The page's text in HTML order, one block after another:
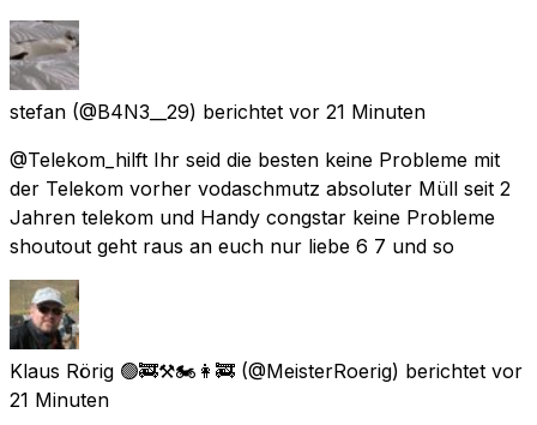
stefan (@B4N3__29) berichtet vor 21 Minuten
@Telekom_hilft Ihr seid die besten keine Probleme mit
der Telekom vorher vodaschmutz absoluter Müll seit 2
Jahren telekom und Handy congstar keine Probleme
shoutout geht raus an euch nur liebe 6 7 und so
Klaus Rörig 🟢🚒⚒🏍👩‍🚒 (@MeisterRoerig) berichtet vor
21 Minuten